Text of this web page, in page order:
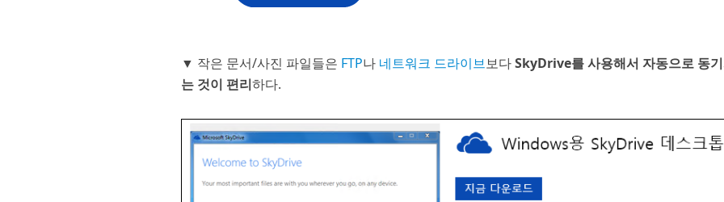
▼ 작은 문서/사진 파일들은 FTP나 네트워크 드라이브보다SkyDrive를 사용해서 자동으로 동
는 것이 편리하다.